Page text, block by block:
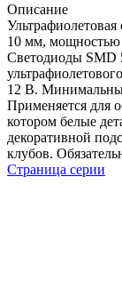
Описание
10 мм,
Светодиоды SMD
12 В.
Применяется для
котором белые
декоративной
клубов.
Страница серии